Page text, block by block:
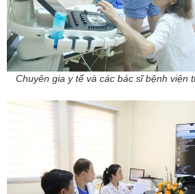
Chuyên gia y tế và các bác sĩ bệnh viện